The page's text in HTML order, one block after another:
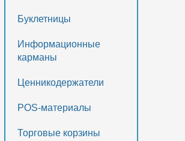
Буклетницы
Информационные
карманы
Ценникодержатели
POS-материалы
Торговые корзины